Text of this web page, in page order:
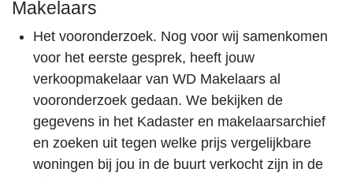
Makelaars
Het vooronderzoek. Nog voor wij samenkomen
voor het eerste gesprek, heeft jouw
verkoopmakelaar van WD Makelaars al
vooronderzoek gedaan. We bekijken de
gegevens in het Kadaster en makelaarsarchief
en zoeken uit tegen welke prijs vergelijkbare
woningen bij jou in de buurt verkocht zijn in de